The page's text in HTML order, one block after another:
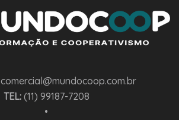
comercial@mundocoop.com.br
TEL:(11) 99187-7208
•